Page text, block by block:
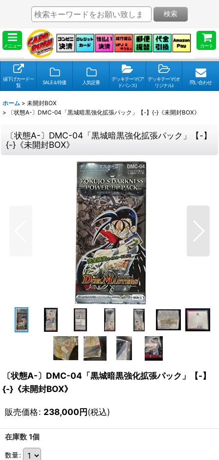
メニュー カート
検索
値下げカード一
覧
SALE＆特価 人気定番
デッキテーマ(ア
ドバンス)
デッキテーマ(オ
リジナル)
問い合わせ
ホーム > 未開封BOX
>
〔状態A-〕DMC-04「黒城暗黒強化拡張パック」【-】{-}《未開封BOX》
〔状態A-〕DMC-04「黒城暗黒強化拡張パック」【-】
{-}《未開封BOX》
〔状態A-〕DMC-04「黒城暗黒強化拡張パック」【-】
{-}《未開封BOX》
販売価格: 238,000円(税込)
在庫数 1個
数量: